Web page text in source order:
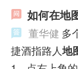
如何在地
董华健 多
捷酒指路人地